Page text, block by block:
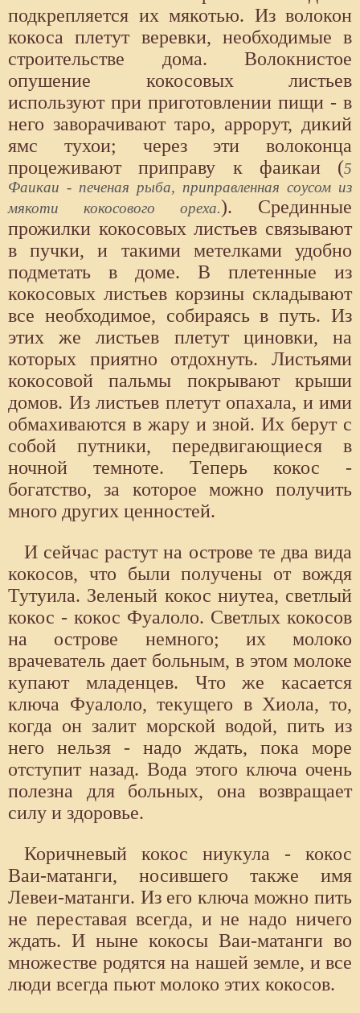
подкрепляется их мякотью. Из волокон
кокоса плетут веревки, необходимые в
строительстве дома. Волокнистое
опушение кокосовых листьев
используют при приготовлении пищи - в
него заворачивают таро, аррорут, дикий
ямс тухои; через эти волоконца
процеживают приправу к фаикаи (5
Фаикаи - печеная рыба, приправленная соусом из
мякоти кокосового ореха.). Срединные
прожилки кокосовых листьев связывают
в пучки, и такими метелками удобно
подметать в доме. В плетенные из
кокосовых листьев корзины складывают
все необходимое, собираясь в путь. Из
этих же листьев плетут циновки, на
которых приятно отдохнуть. Листьями
кокосовой пальмы покрывают крыши
домов. Из листьев плетут опахала, и ими
обмахиваются в жару и зной. Их берут с
собой путники, передвигающиеся в
ночной темноте. Теперь кокос -
богатство, за которое можно получить
много других ценностей.
И сейчас растут на острове те два вида
кокосов, что были получены от вождя
Тутуила. Зеленый кокос ниутеа, светлый
кокос - кокос Фуалоло. Светлых кокосов
на острове немного; их молоко
врачеватель дает больным, в этом молоке
купают младенцев. Что же касается
ключа Фуалоло, текущего в Хиола, то,
когда он залит морской водой, пить из
него нельзя - надо ждать, пока море
отступит назад. Вода этого ключа очень
полезна для больных, она возвращает
силу и здоровье.
Коричневый кокос ниукула - кокос
Ваи-матанги, носившего также имя
Левеи-матанги. Из его ключа можно пить
не переставая всегда, и не надо ничего
ждать. И ныне кокосы Ваи-матанги во
множестве родятся на нашей земле, и все
люди всегда пьют молоко этих кокосов.